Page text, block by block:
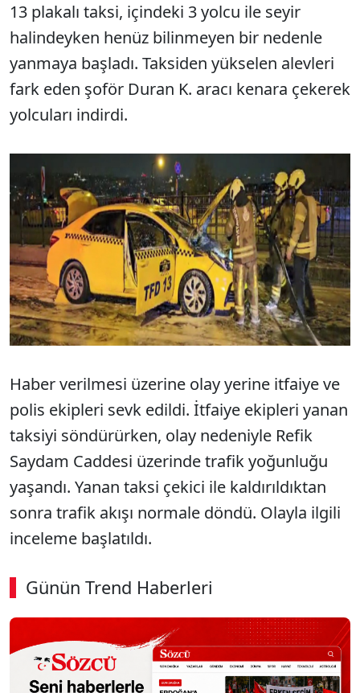
13 plakalı taksi, içindeki 3 yolcu ile seyir
halindeyken henüz bilinmeyen bir nedenle
yanmaya başladı. Taksiden yükselen alevleri
fark eden şoför Duran K. aracı kenara çekerek
yolcuları indirdi.
Haber verilmesi üzerine olay yerine itfaiye ve
polis ekipleri sevk edildi. İtfaiye ekipleri yanan
taksiyi söndürürken, olay nedeniyle Refik
Saydam Caddesi üzerinde trafik yoğunluğu
yaşandı. Yanan taksi çekici ile kaldırıldıktan
sonra trafik akışı normale döndü. Olayla ilgili
inceleme başlatıldı.
Günün Trend Haberleri